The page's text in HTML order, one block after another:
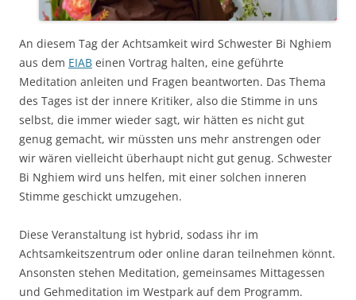
An diesem Tag der Achtsamkeit wird Schwester Bi Nghiem
aus dem EIAB einen Vortrag halten, eine geführte
Meditation anleiten und Fragen beantworten. Das Thema
des Tages ist der innere Kritiker, also die Stimme in uns
selbst, die immer wieder sagt, wir hätten es nicht gut
genug gemacht, wir müssten uns mehr anstrengen oder
wir wären vielleicht überhaupt nicht gut genug. Schwester
Bi Nghiem wird uns helfen, mit einer solchen inneren
Stimme geschickt umzugehen.
Diese Veranstaltung ist hybrid, sodass ihr im
Achtsamkeitszentrum oder online daran teilnehmen könnt.
Ansonsten stehen Meditation, gemeinsames Mittagessen
und Gehmeditation im Westpark auf dem Programm.